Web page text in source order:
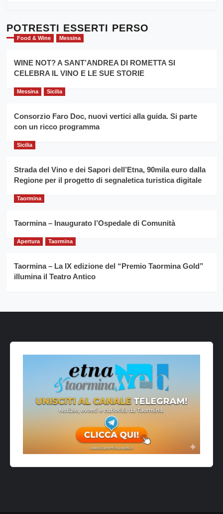
l’
evento
per
la
filiera
grano
Cronoscalata
Giarre
Montesalice
per
il
anno
Franco
Caruso
POTRESTI ESSERTI PERSO
Food & Wine Messina
WINE NOT? A SANT’ANDREA DI ROMETTA SI
CELEBRA IL VINO E LE SUE STORIE
Messina Sicilia
Consorzio Faro Doc, nuovi vertici alla guida. Si parte
con un ricco programma
Sicilia
Strada del Vino e dei Sapori dell’Etna, 90mila euro dalla
Regione per il progetto di segnaletica turistica digitale
Taormina
Taormina – Inaugurato l’Ospedale di Comunità
Apertura Taormina
Taormina – La IX edizione del “Premio Taormina Gold”
illumina il Teatro Antico